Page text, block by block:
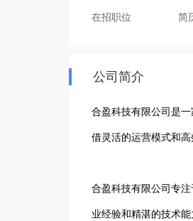
在招职位 简
公司简介
合盈科技有限公司是
借灵活的运营模式和高
合盈科技有限公司专
业经验和精湛的技术